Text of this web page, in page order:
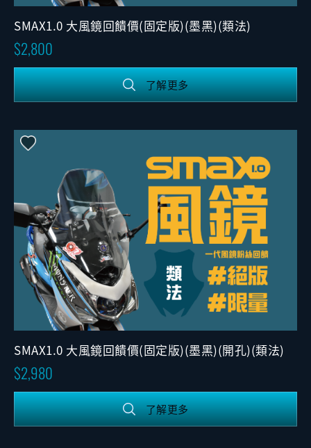
SMAX1.0 大風鏡回饋價(固定版)(墨黑)(類法)
2,800
了解更多
SMAX1.0 大風鏡回饋價(固定版)(墨黑)(開孔)(類法)
2,980
了解更多